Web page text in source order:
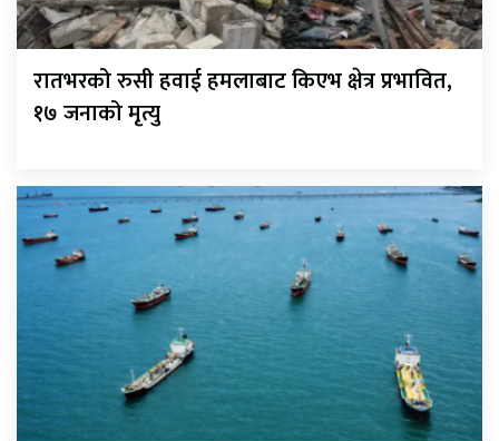
रातभरको रुसी हवाई हमलाबाट किएभ क्षेत्र प्रभावित,
१७ जनाको मृत्यु